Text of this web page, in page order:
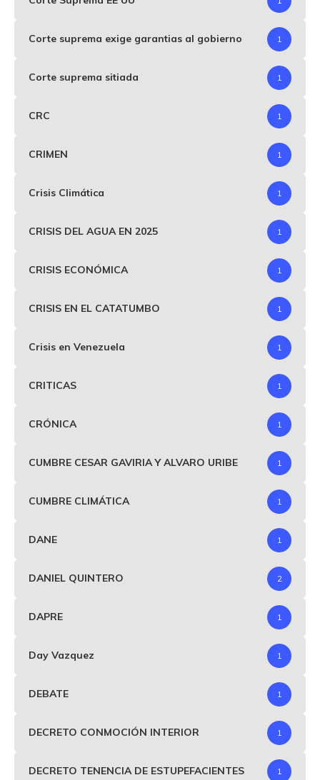
Corte suprema exige garantias al gobierno 1
Corte suprema sitiada 1
CRC 1
CRIMEN 1
Crisis Climática 1
CRISIS DEL AGUA EN 2025 1
CRISIS ECONÓMICA 1
CRISIS EN EL CATATUMBO 1
Crisis en Venezuela 1
CRITICAS 1
CRÓNICA 1
CUMBRE CESAR GAVIRIA Y ALVARO URIBE 1
CUMBRE CLIMÁTICA 1
DANE 1
DANIEL QUINTERO 2
DAPRE 1
Day Vazquez 1
DEBATE 1
DECRETO CONMOCIÓN INTERIOR 1
DECRETO TENENCIA DE ESTUPEFACIENTES 1